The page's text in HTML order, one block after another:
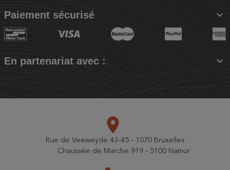
Paiement sécurisé 
En partenariat avec : 
place
Rue de Veeweyde 43-45 - 1070 Bruxelles
Chaussée de Marche 919 - 5100 Namur